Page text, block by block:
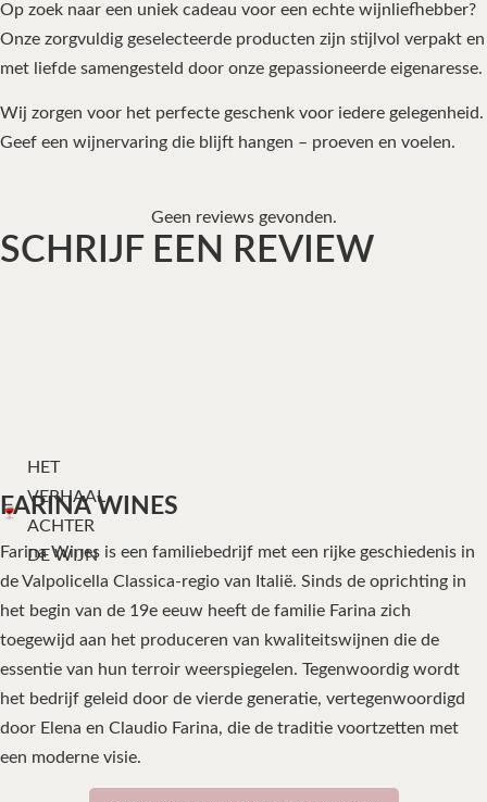
Op zoek naar een uniek cadeau voor een echte wijnliefhebber?
Onze zorgvuldig geselecteerde producten zijn stijlvol verpakt en
met liefde samengesteld door onze gepassioneerde eigenaresse.
Wij zorgen voor het perfecte geschenk voor iedere gelegenheid.
Geef een wijnervaring die blijft hangen – proeven en voelen.
Geen reviews gevonden.
SCHRIJF EEN REVIEW
HET
VERHAAL
ACHTER
DE WIJN
FARINA WINES
Farina Wines is een familiebedrijf met een rijke geschiedenis in
de Valpolicella Classica-regio van Italië. Sinds de oprichting in
het begin van de 19e eeuw heeft de familie Farina zich
toegewijd aan het produceren van kwaliteitswijnen die de
essentie van hun terroir weerspiegelen. Tegenwoordig wordt
het bedrijf geleid door de vierde generatie, vertegenwoordigd
door Elena en Claudio Farina, die de traditie voortzetten met
een moderne visie.